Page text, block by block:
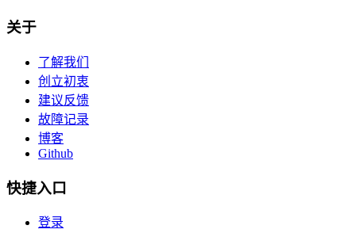
关于
了解我们
创立初衷
建议反馈
故障记录
博客
Github
快捷入口
登录